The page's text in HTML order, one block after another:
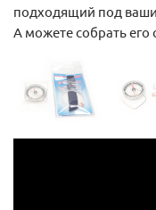
подходящий под
А можете собрать